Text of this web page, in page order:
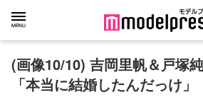
(画像10/10) 吉岡里帆＆戸塚
「本当に結婚したんだっけ」